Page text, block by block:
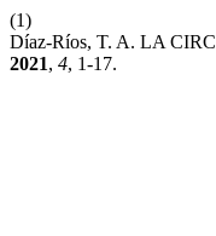
(1)
Díaz-Ríos, T. A. LA
2021, 4, 1-17.